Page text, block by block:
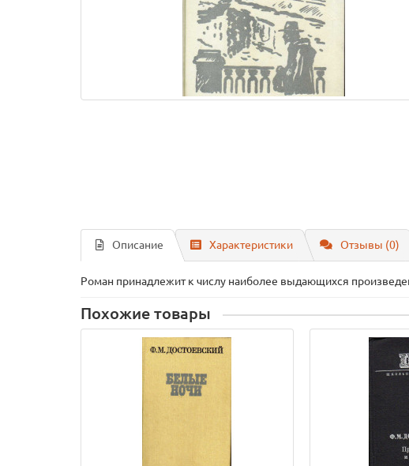
Описание Характеристики Отзывы (0)
Роман принадлежит к числу наиболее выдающихся
Похожие товары